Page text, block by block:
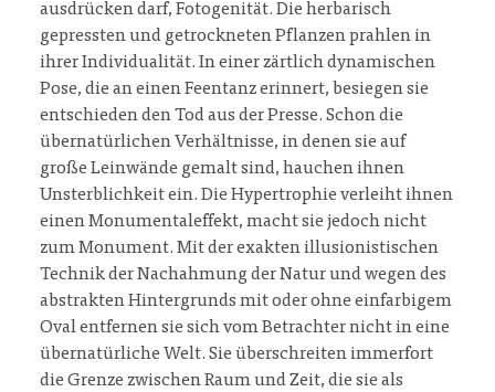
ausdrücken darf, Fotogenität. Die herbarisch
gepressten und getrockneten Pflanzen prahlen in
ihrer Individualität. In einer zärtlich dynamischen
Pose, die an einen Feentanz erinnert, besiegen sie
entschieden den Tod aus der Presse. Schon die
übernatürlichen Verhältnisse, in denen sie auf
große Leinwände gemalt sind, hauchen ihnen
Unsterblichkeit ein. Die Hypertrophie verleiht ihnen
einen Monumentaleffekt, macht sie jedoch nicht
zum Monument. Mit der exakten illusionistischen
Technik der Nachahmung der Natur und wegen des
abstrakten Hintergrunds mit oder ohne einfarbigem
Oval entfernen sie sich vom Betrachter nicht in eine
übernatürliche Welt. Sie überschreiten immerfort
die Grenze zwischen Raum und Zeit, die sie als